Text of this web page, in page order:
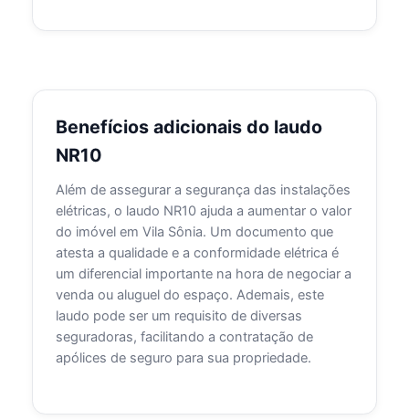
Benefícios adicionais do laudo
NR10
Além de assegurar a segurança das instalações
elétricas, o laudo NR10 ajuda a aumentar o valor
do imóvel em Vila Sônia. Um documento que
atesta a qualidade e a conformidade elétrica é
um diferencial importante na hora de negociar a
venda ou aluguel do espaço. Ademais, este
laudo pode ser um requisito de diversas
seguradoras, facilitando a contratação de
apólices de seguro para sua propriedade.